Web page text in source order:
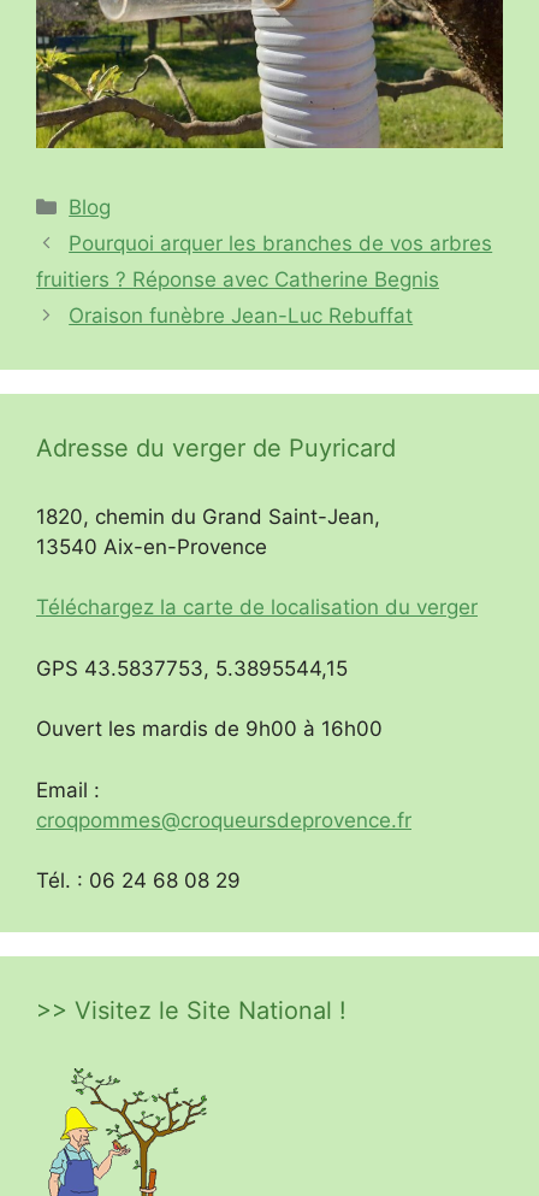
Catégories
Blog
Pourquoi arquer les branches de vos arbres
fruitiers ? Réponse avec Catherine Begnis
Oraison funèbre Jean-Luc Rebuffat
Adresse du verger de Puyricard
1820, chemin du Grand Saint-Jean,
13540 Aix-en-Provence
Téléchargez la carte de localisation du verger
GPS 43.5837753, 5.3895544,15
Ouvert les mardis de 9h00 à 16h00
Email :
croqpommes@croqueursdeprovence.fr
Tél. : 06 24 68 08 29
>> Visitez le Site National !